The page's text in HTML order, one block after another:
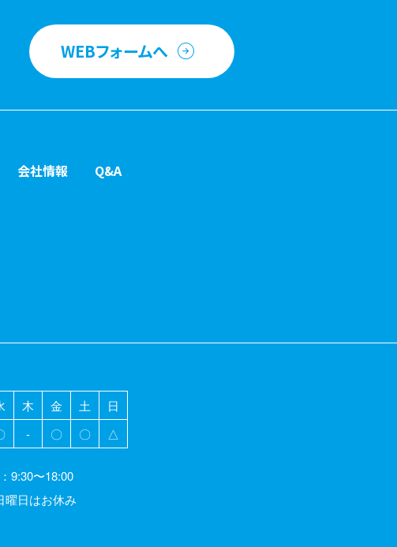
WEBフォームへ
会社情報 Q&A
木 金 土
日
- 〇 〇 △
9:30〜18:00
曜日はお休み